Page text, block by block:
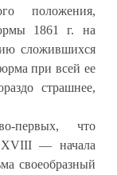
положения,
1861 г. на
сложившихся
при всей ее
страшнее,
первых, что
XVIII — начала
своеобразный